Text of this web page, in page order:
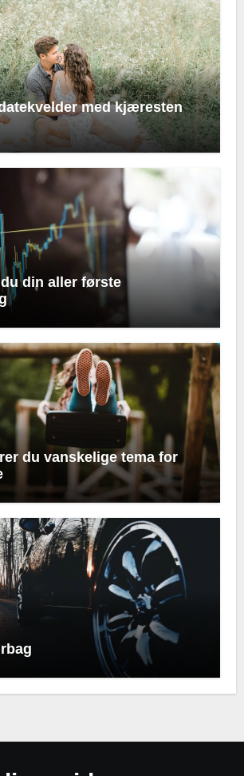
med kjæresten
din aller første
du vanskelige tema for